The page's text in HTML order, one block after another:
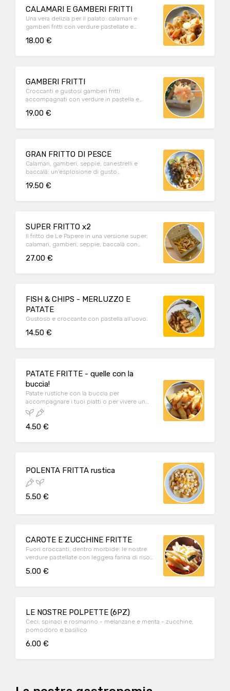
CALAMARI E GAMBERI FRITTI
Una vera delizia per il palato: calamari e
gamberi fritti con verdure pastellate e
18.00 €
GAMBERI FRITTI
Croccanti e gustosi gamberi fritti
accompagnati con verdure in pastella e
19.00 €
GRAN FRITTO DI PESCE
Calamari, gamberi, seppie, canestrelli e
baccalà: un’esplosione di gusto
morbida polenta bianca
19.50 €
SUPER FRITTO x2
Il fritto de Le Papere in una versione super:
calamari, gamberi, seppie, baccalà con
bianca morbida. Ideale per un pranzo o una
27.00 €
FISH & CHIPS - MERLUZZO E
PATATE
Gustoso e croccante con pastella all'uovo.
14.50 €
PATATE FRITTE - quelle con la
buccia!
Patate rustiche con la buccia per
accompagnare i tuoi piatti o per vivere un
piccolo momento di piacere.
4.50 €
POLENTA FRITTA rustica
5.50 €
CAROTE E ZUCCHINE FRITTE
Fuori croccanti, dentro morbide: le nostre
verdure pastellate con leggera farina di riso
5.00 €
LE NOSTRE POLPETTE (6PZ)
Ceci, spinaci e rosmarino - melanzane e menta - zucchine,
pomodoro e basilico
6.00 €